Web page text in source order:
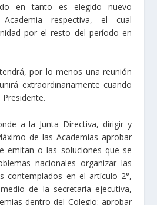
en tanto es elegido nuevo
respectiva, el cual
por el resto del período en
por lo menos una reunión
extraordinariamente cuando
a la Junta Directiva, dirigir y
de las Academias aprobar
emitan o las soluciones que se
nacionales organizar las
contemplados en el artículo 2°,
de la secretaria ejecutiva,
dentro del Colegio: aprobar